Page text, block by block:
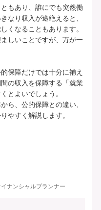
もあり、誰にでも突然働
なり収入が途絶えると、
くなることもあります。
しいことですが、万が一
保障だけでは十分に補え
の収入を保障する「就業
とよいでしょう。
ら、公的保障との違い、
ナンシャルプランナー